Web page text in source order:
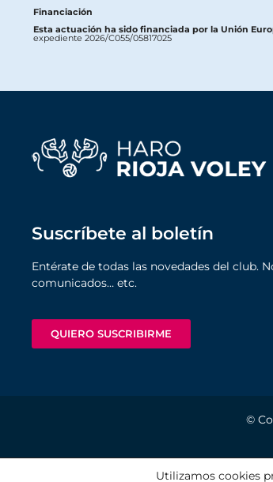
Financiación
Esta actuación ha sido financiada por la Unión
expediente 2026/C055/05817025
Suscríbete al boletín
Entérate de todas las novedades del club.
comunicados… etc.
QUIERO SUSCRIBIRME
©
Utilizamos cookies